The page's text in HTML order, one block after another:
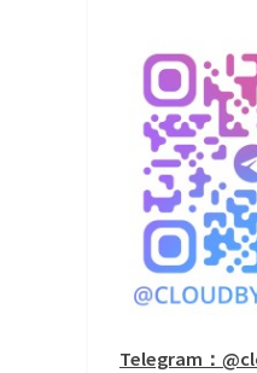
Telegram：